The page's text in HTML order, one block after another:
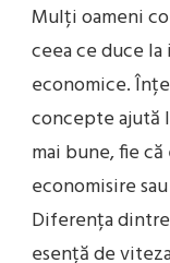
Mulți oameni
ceea ce duce
economice.
concepte ajută
mai bune, fie
economisire
Diferența
esență de